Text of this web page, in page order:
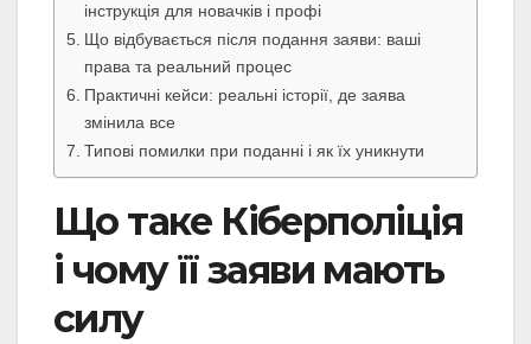
інструкція для новачків і профі
Що відбувається після подання заяви: ваші
права та реальний процес
Практичні кейси: реальні історії, де заява
змінила все
Типові помилки при поданні і як їх уникнути
Що таке Кіберполіція
і чому її заяви мають
силу